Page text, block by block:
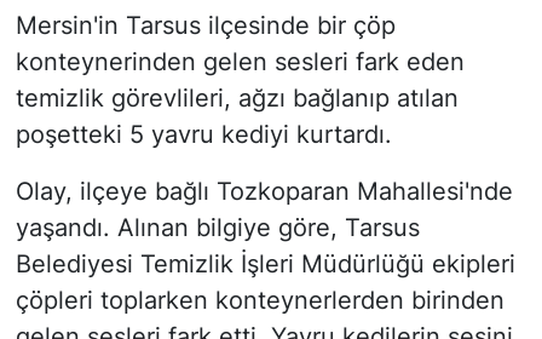
Mersin'in Tarsus ilçesinde bir çöp
konteynerinden gelen sesleri fark eden
temizlik görevlileri, ağzı bağlanıp atılan
poşetteki 5 yavru kediyi kurtardı.
Olay, ilçeye bağlı Tozkoparan Mahallesi'nde
yaşandı. Alınan bilgiye göre, Tarsus
Belediyesi Temizlik İşleri Müdürlüğü ekipleri
çöpleri toplarken konteynerlerden birinden